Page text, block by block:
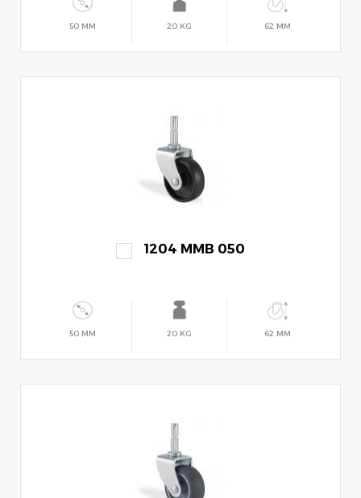
50 MM 20 KG 62 MM
1204 MMB 050
50 MM 20 KG 62 MM